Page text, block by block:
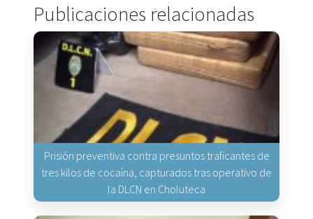
Publicaciones relacionadas
Prisión preventiva contra presuntos traficantes de
tres kilos de cocaína, capturados tras operativo de
la DLCN en Choluteca